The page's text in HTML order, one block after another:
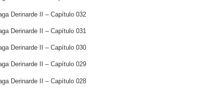
Derinarde II – Capítulo 032
Derinarde II – Capítulo 031
Derinarde II – Capítulo 030
Derinarde II – Capítulo 029
Derinarde II – Capítulo 028